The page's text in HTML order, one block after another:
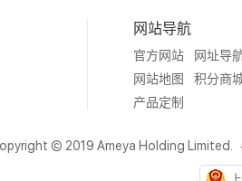
网站导航
官方网站
网址导
网站地图
积分商
产品定制
© 2019 Ameya Holding Limited.